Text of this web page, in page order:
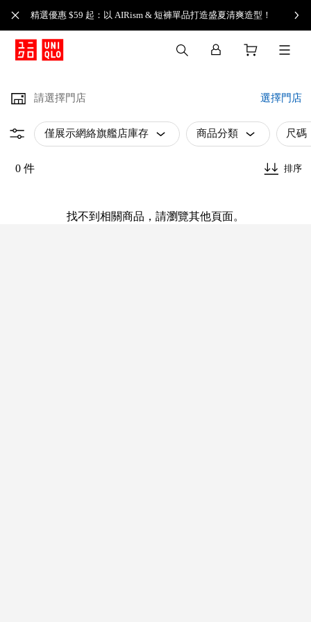
精選優惠 $59 起：以 AIRism & 短褲單品打造盛夏清爽造型！
請選擇門店 選擇門店
僅展示網絡旗艦店庫存 商品分類 尺碼
0 件 排序
找不到相關商品，請瀏覽其他頁面。